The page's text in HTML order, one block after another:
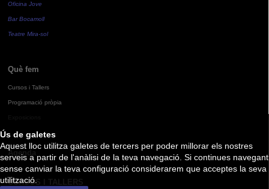
Ús de galetes
Aquest lloc utilitza galetes de tercers per poder millorar els nostres
serveis a partir de l'anàlisi de la teva navegació. Si continues navegant
sense canviar la teva configuració considerarem que acceptes la seva
utilització.
Oficina Jove
Bar Bocamoll
Teatre Mira-sol
Què fem
Cursos i Tallers
Programació pròpia
Agenda
CURSOS I TALLERS